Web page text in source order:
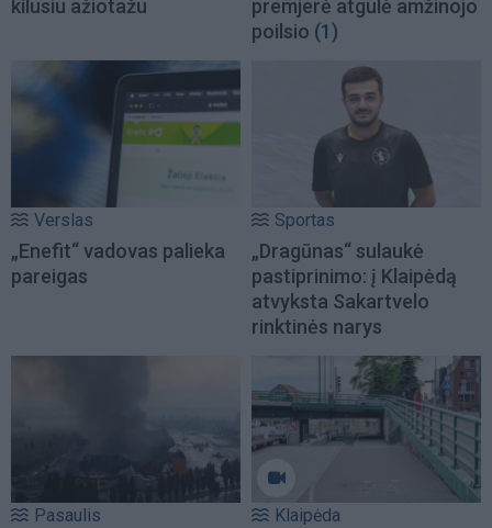
kilusiu ažiotažu
premjerė atgulė amžinojo
poilsio (1)
Verslas
„Enefit“ vadovas palieka
pareigas
Sportas
„Dragūnas“ sulaukė
pastiprinimo: į Klaipėdą
atvyksta Sakartvelo
rinktinės narys
Pasaulis Klaipėda